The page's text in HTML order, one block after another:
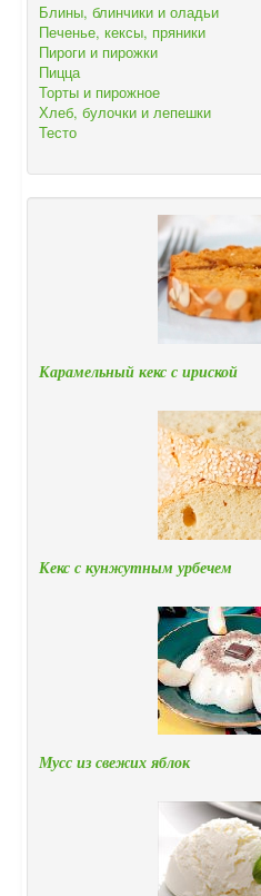
Блины, блинчики и оладьи
Печенье, кексы, пряники
Пироги и пирожки
Пицца
Торты и пирожное
Хлеб, булочки и лепешки
Тесто
Карамельный кекс с ириской
Кекс с кунжутным урбечем
Мусс из свежих яблок